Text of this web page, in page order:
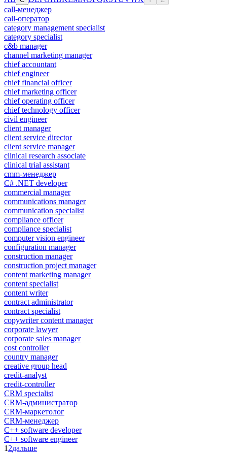
call-менеджер
call-оператор
category management specialist
category specialist
c&b manager
channel marketing manager
chief accountant
chief engineer
chief financial officer
chief marketing officer
chief operating officer
chief technology officer
civil engineer
client manager
client service director
client service manager
clinical research associate
clinical trial assistant
cmm-менеджер
C# .NET developer
commercial manager
communications manager
communication specialist
compliance officer
compliance specialist
computer vision engineer
configuration manager
construction manager
construction project manager
content marketing manager
content specialist
content writer
contract administrator
contract specialist
copywriter content manager
corporate lawyer
corporate sales manager
cost controller
country manager
creative group head
credit-analyst
credit-controller
CRM specialist
CRM-администратор
CRM-маркетолог
CRM-менеджер
C++ software developer
C++ software engineer
1 2дальше